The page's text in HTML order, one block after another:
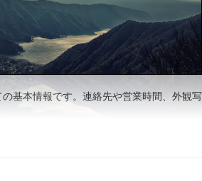
基本情報です。連絡先や営業時間、外観写